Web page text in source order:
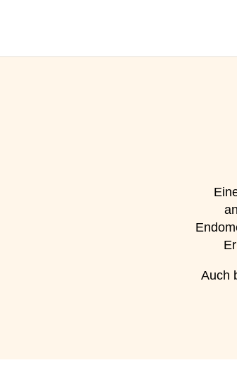
Auch